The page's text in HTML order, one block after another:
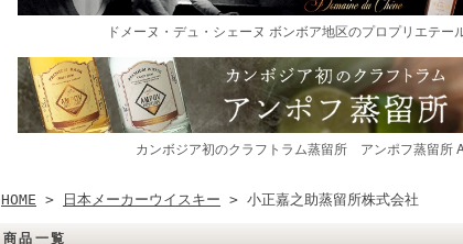
HOME > 日本メーカーウイスキー > 小正嘉之助蒸留所株式会社
商品一覧